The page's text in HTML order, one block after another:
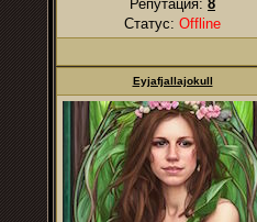
Репутация: 8
Статус: Offline
Eyjafjallajokull